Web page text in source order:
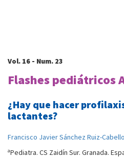
Vol. 16 - Num. 23
Flashes pediátricos
¿Hay que hacer
lactantes?
Francisco Javier Sánchez Ruiz-Cabello
aPediatra. CS Zaidín Sur. Granada.